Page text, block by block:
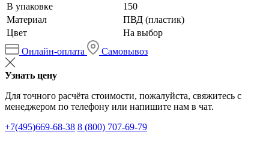
В упаковке
150
Материал
ПВД (пластик)
Цвет
На выбор
Онлайн-оплата
Самовывоз
Узнать цену
Для точного расчёта стоимости, пожалуйста, свяжитесь с
менеджером по телефону или напишите нам в чат.
+7(495)669-68-38 8 (800) 707-69-79